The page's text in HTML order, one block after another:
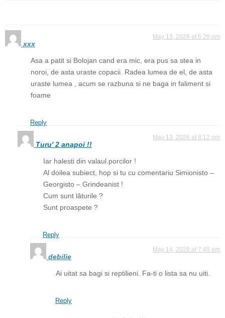
xxx
May 13, 2026 at 6:29 pm
Asa a patit si Bolojan cand era mic, era pus sa stea in
noroi, de asta uraste copacii. Radea lumea de el, de asta
uraste lumea , acum se razbuna si ne baga in faliment si
foame
Reply
Turu' 2 anapoi !!
May 13, 2026 at 8:12 pm
Iar halesti din valaul.porcilor !
Al doilea subiect, hop si tu cu comentariu Simionisto –
Georgisto – Grindeanist !
Cum sunt lăturile ?
Sunt proaspete ?
Reply
debilie
May 14, 2026 at 7:48 am
Ai uitat sa bagi si reptilieni. Fa-ti o lista sa nu uiti.
Reply